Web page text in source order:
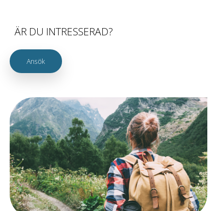
ÄR DU INTRESSERAD?
Ansök